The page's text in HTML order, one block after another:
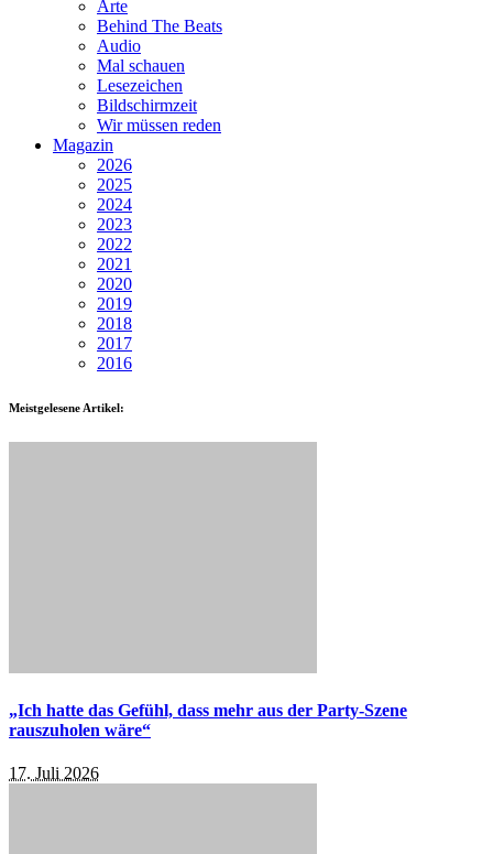
Arte
Behind The Beats
Audio
Mal schauen
Lesezeichen
Bildschirmzeit
Wir müssen reden
Magazin
2026
2025
2024
2023
2022
2021
2020
2019
2018
2017
2016
Meistgelesene Artikel:
„Ich hatte das Gefühl, dass mehr aus der Party-Szene
rauszuholen wäre“
17. Juli 2026